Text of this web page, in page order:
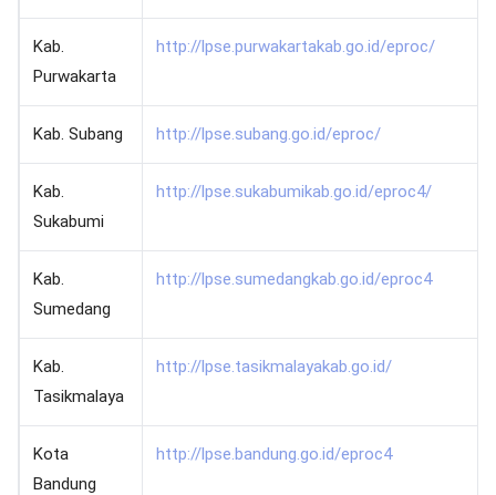
Kab.
Purwakarta
http://lpse.purwakartakab.go.id/eproc/
Kab. Subang http://lpse.subang.go.id/eproc/
Kab.
Sukabumi
http://lpse.sukabumikab.go.id/eproc4/
Kab.
Sumedang
http://lpse.sumedangkab.go.id/eproc4
Kab.
Tasikmalaya
http://lpse.tasikmalayakab.go.id/
Kota
Bandung
http://lpse.bandung.go.id/eproc4